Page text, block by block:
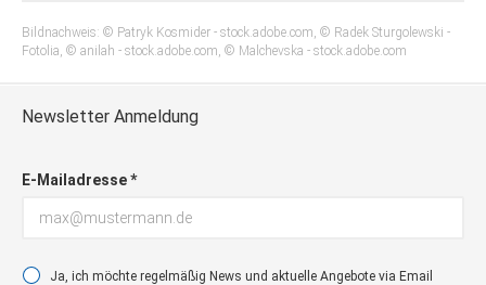
Bildnachweis: © Patryk Kosmider - stock.adobe.com, © Radek Sturgolewski -
Fotolia, © anilah - stock.adobe.com, © Malchevska - stock.adobe.com
Newsletter Anmeldung
E-Mailadresse *
Ja, ich möchte regelmäßig News und aktuelle Angebote via Email